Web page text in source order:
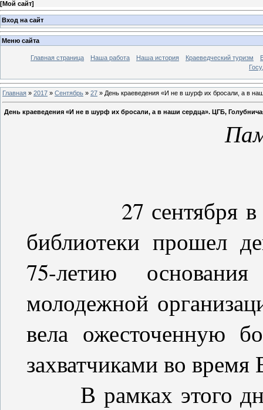
[Мой сайт]
Вход на сайт
Меню сайта
Главная страница Наша работа Наша история Краеведческий туризм
Главная » 2017 » Сентябрь » 27 » День краеведения «И не в шурф их бросали, а в
День краеведения «И не в шурф их бросали, а в наши сердца». ЦГБ,
27 сентября в
библиотеки прошел
75-летию
молодежной
вела ожесточенную
захватчиками во
В рамках этого дня